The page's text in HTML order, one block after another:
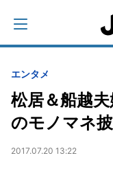
エンタメ
松居＆船越夫
のモノマネ
2017.07.20 13:22